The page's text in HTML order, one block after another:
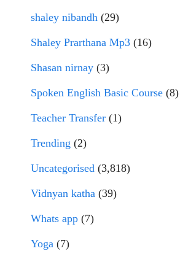
shaley nibandh (29)
Shaley Prarthana Mp3 (16)
Shasan nirnay (3)
Spoken English Basic Course (8)
Teacher Transfer (1)
Trending (2)
Uncategorised (3,818)
Vidnyan katha (39)
Whats app (7)
Yoga (7)